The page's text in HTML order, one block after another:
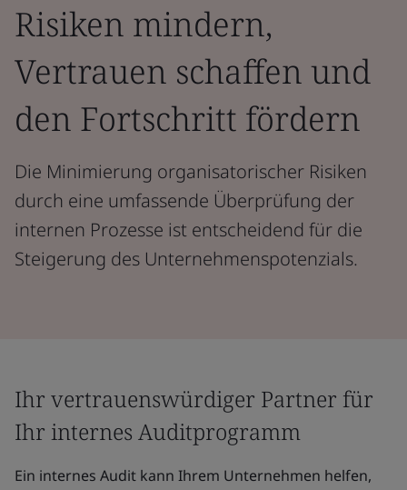
Risiken mindern,
Vertrauen schaffen und
den Fortschritt fördern
Die Minimierung organisatorischer Risiken
durch eine umfassende Überprüfung der
internen Prozesse ist entscheidend für die
Steigerung des Unternehmenspotenzials.
Ihr vertrauenswürdiger Partner für
Ihr internes Auditprogramm
Ein internes Audit kann Ihrem Unternehmen helfen,